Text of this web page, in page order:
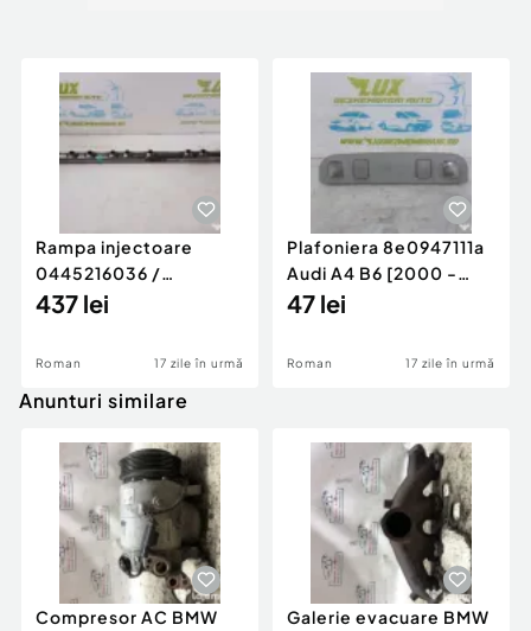
Rampa injectoare
0445216036 /
780542302 3.0 d 313
437 lei
Roman 17 zile în urmă
Plafoniera 8e0947111a
Audi A4 B6 [2000 -
2005]
47 lei
Roman 17 zile în urmă
Anunturi similare
Compresor AC BMW
Galerie evacuare BMW